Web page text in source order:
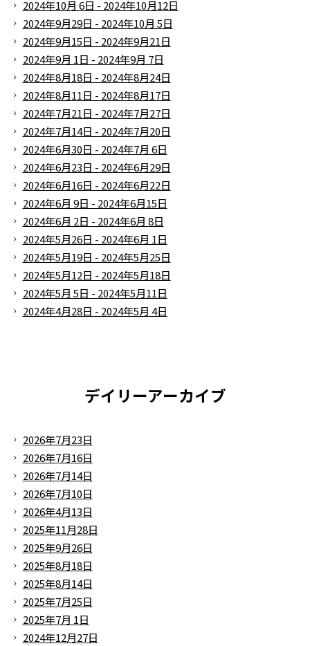
2024年10月 6日 - 2024年10月12日
2024年9月29日 - 2024年10月 5日
2024年9月15日 - 2024年9月21日
2024年9月 1日 - 2024年9月 7日
2024年8月18日 - 2024年8月24日
2024年8月11日 - 2024年8月17日
2024年7月21日 - 2024年7月27日
2024年7月14日 - 2024年7月20日
2024年6月30日 - 2024年7月 6日
2024年6月23日 - 2024年6月29日
2024年6月16日 - 2024年6月22日
2024年6月 9日 - 2024年6月15日
2024年6月 2日 - 2024年6月 8日
2024年5月26日 - 2024年6月 1日
2024年5月19日 - 2024年5月25日
2024年5月12日 - 2024年5月18日
2024年5月 5日 - 2024年5月11日
2024年4月28日 - 2024年5月 4日
デイリーアーカイブ
2026年7月23日
2026年7月16日
2026年7月14日
2026年7月10日
2026年4月13日
2025年11月28日
2025年9月26日
2025年8月18日
2025年8月14日
2025年7月25日
2025年7月 1日
2024年12月27日